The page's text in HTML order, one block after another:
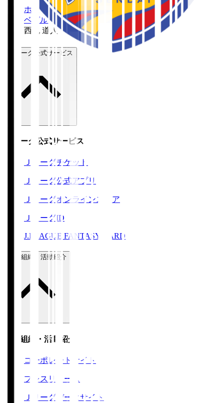
ホーム
>
ベガルタ仙台>
西丸 道人
Ｊリーグ公式サービス
Ｊリーグ公式サービス
Ｊリーグチケット
Ｊリーグ公式アプリ
Ｊリーグオンラインストア
ＪリーグID
J.LEAGUE FANTASY CARD
運営組織・活動紹介
運営組織・活動紹介
コーポレートサイト
プレスリリース
Ｊリーグデータサイト